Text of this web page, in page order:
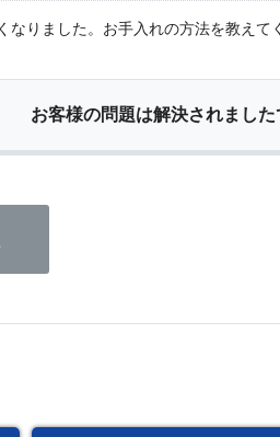
りました。お手入れの方法を教えて
お客様の問題は解決されました